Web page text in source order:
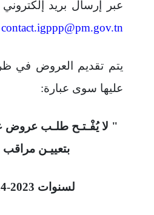
عبر إرسال بريد
contact.igppp@pm.gov.tn
يتم تقديم العروض في
عليها سوى عبارة:
بتعييـن
لسنوات 2023-2024-2025"